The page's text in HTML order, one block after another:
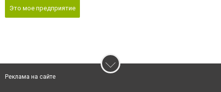
Это мое предприятие
Реклама на сайте